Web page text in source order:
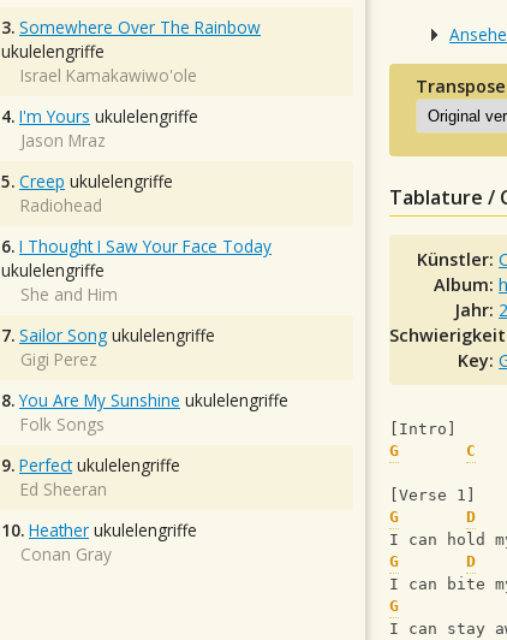
Tablature /
Künstler:
Album:
Jahr:
Schwierigkeit:
Key:
[Intro]
G
C
[Verse 1]
G
D
I can hold
G
D
I can bite
G
I can stay
3. Somewhere Over The Rainbow
ukulelengriffe
Israel Kamakawiwo'ole
4. I'm Yours ukulelengriffe
Jason Mraz
5. Creep ukulelengriffe
Radiohead
6. I Thought I Saw Your Face Today
ukulelengriffe
She and Him
7. Sailor Song ukulelengriffe
Gigi Perez
8. You Are My Sunshine ukulelengriffe
Folk Songs
9. Perfectukulelengriffe
Ed Sheeran
10. Heather ukulelengriffe
Conan Gray